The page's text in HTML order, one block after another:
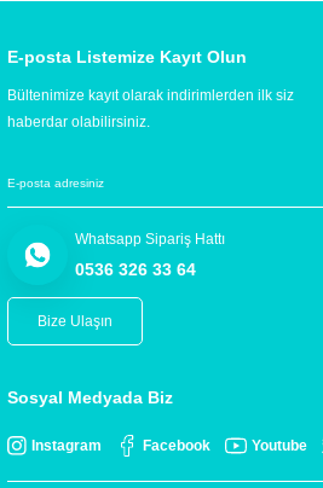
E-posta Listemize Kayıt Olun
Bültenimize kayıt olarak indirimlerden ilk siz
haberdar olabilirsiniz.
Whatsapp Sipariş Hattı
0536 326 33 64
Bize Ulaşın
Sosyal Medyada Biz
Instagram Facebook Youtube